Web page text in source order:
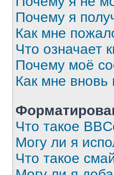
Почему я
Как мне
Что означает
Почему моё
Как мне
Что такое
Могу ли я
Что такое